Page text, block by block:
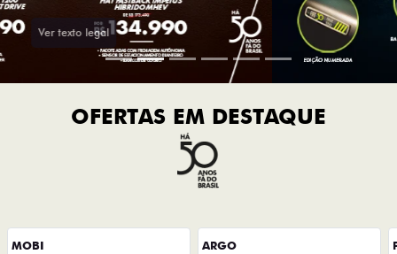
OFERTAS EM DESTAQUE
MOBI ARGO